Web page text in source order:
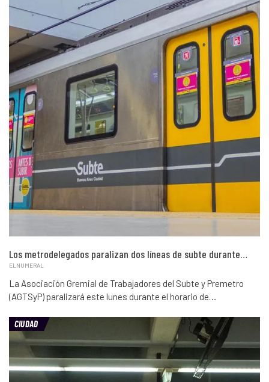
Los metrodelegados paralizan dos líneas de subte durante…
ELNUMERAL
La Asociación Gremial de Trabajadores del Subte y Premetro
(AGTSyP) paralizará este lunes durante el horario de…
CIUDAD